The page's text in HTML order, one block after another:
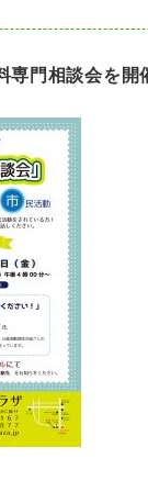
専門相談会を開